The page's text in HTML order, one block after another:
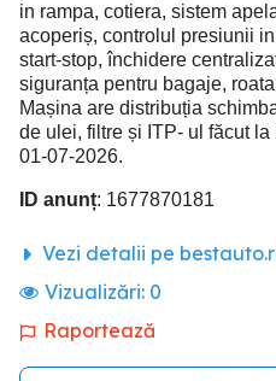
in rampa, cotiera, sistem
acoperiș, controlul presiunii
start-stop, închidere
siguranța pentru bagaje,
Mașina are distribuția
de ulei, filtre și ITP- ul făcut
01-07-2026.
ID anunț: 1677870181
Vezi detalii pe
Vizualizări: 0
Raportează